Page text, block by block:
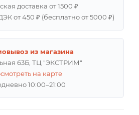
доставка от 1500 ₽
от 450 ₽ (бесплатно от 5000 ₽)
из магазина
63Б, ТЦ "ЭКСТРИМ"
на карте
10:00–21:00